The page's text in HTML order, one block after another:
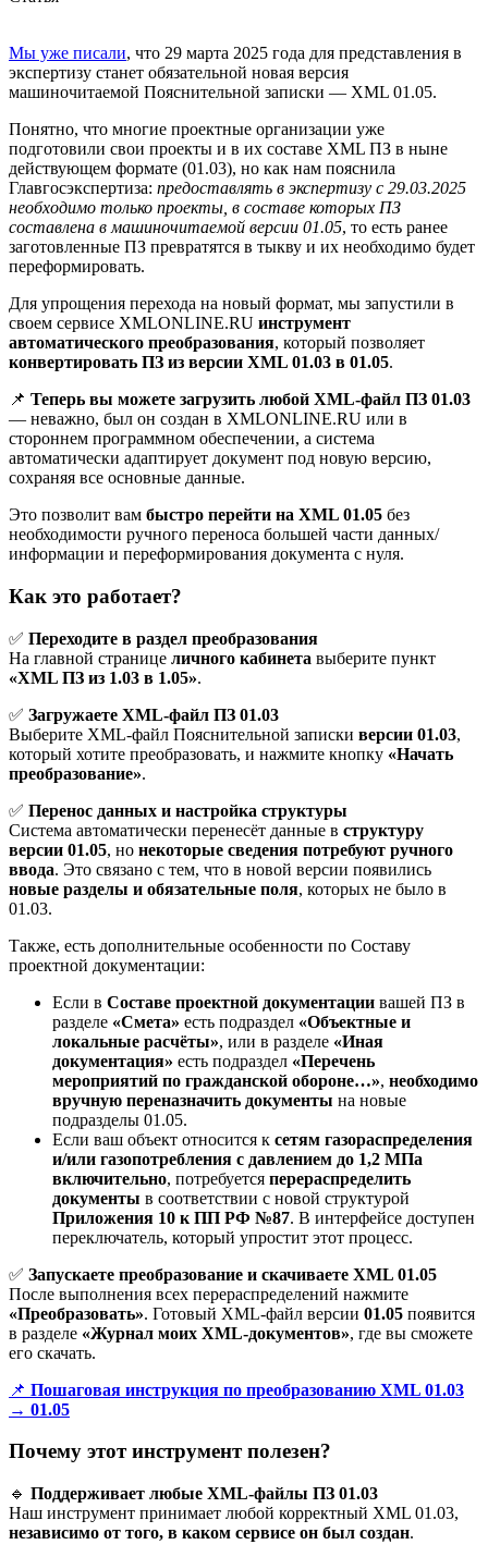
Мы уже писали, что 29 марта 2025 года для представления в
экспертизу станет обязательной новая версия
машиночитаемой Пояснительной записки — XML 01.05.
Понятно, что многие проектные организации уже
подготовили свои проекты и в их составе XML ПЗ в ныне
действующем формате (01.03), но как нам пояснила
Главгосэкспертиза: предоставлять в экспертизу с 29.03.2025
необходимо только проекты, в составе которых ПЗ
составлена в машиночитаемой версии 01.05, то есть ранее
заготовленные ПЗ превратятся в тыкву и их необходимо будет
переформировать.
Для упрощения перехода на новый формат, мы запустили в
своем сервисе XMLONLINE.RU инструмент
автоматического преобразования, который позволяет
конвертировать ПЗ из версии XML 01.03 в 01.05.
📌 Теперь вы можете загрузить любой XML-файл ПЗ 01.03
— неважно, был он создан в XMLONLINE.RU или в
стороннем программном обеспечении, а система
автоматически адаптирует документ под новую версию,
сохраняя все основные данные.
Это позволит вам быстро перейти на XML 01.05 без
необходимости ручного переноса большей части данных/
информации и переформирования документа с нуля.
Как это работает?
✅ Переходите в раздел преобразования
На главной странице личного кабинета выберите пункт
«XML ПЗ из 1.03 в 1.05».
✅ Загружаете XML-файл ПЗ 01.03
Выберите XML-файл Пояснительной записки версии 01.03,
который хотите преобразовать, и нажмите кнопку «Начать
преобразование».
✅ Перенос данных и настройка структуры
Система автоматически перенесёт данные в структуру
версии 01.05, но некоторые сведения потребуют ручного
ввода. Это связано с тем, что в новой версии появились
новые разделы и обязательные поля, которых не было в
01.03.
Также, есть дополнительные особенности по Составу
проектной документации:
Если в Составе проектной документации вашей ПЗ в
разделе «Смета» есть подраздел «Объектные и
локальные расчёты», или в разделе «Иная
документация» есть подраздел «Перечень
мероприятий по гражданской обороне…», необходимо
вручную переназначить документы на новые
подразделы 01.05.
Если ваш объект относится к сетям газораспределения
и/или газопотребления с давлением до 1,2 МПа
включительно, потребуется перераспределить
документы в соответствии с новой структурой
Приложения 10 к ПП РФ №87. В интерфейсе доступен
переключатель, который упростит этот процесс.
✅ Запускаете преобразование и скачиваете XML 01.05
После выполнения всех перераспределений нажмите
«Преобразовать». Готовый XML-файл версии 01.05 появится
в разделе «Журнал моих XML-документов», где вы сможете
его скачать.
📌 Пошаговая инструкция по преобразованию XML 01.03
→ 01.05
Почему этот инструмент полезен?
🔹 Поддерживает любые XML-файлы ПЗ 01.03
Наш инструмент принимает любой корректный XML 01.03,
независимо от того, в каком сервисе он был создан.